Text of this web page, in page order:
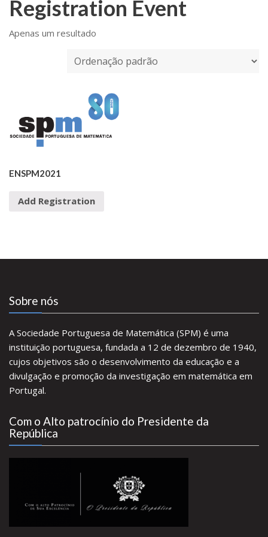
Registration Event
Apenas um resultado
ENSPM2021
Add Registration
Sobre nós
A Sociedade Portuguesa de Matemática (SPM) é uma
instituição portuguesa, fundada a 12 de dezembro de 1940,
cujos objetivos são o desenvolvimento da educação e a
divulgação e promoção da investigação em matemática em
Portugal.
Com o Alto patrocínio do Presidente da
República